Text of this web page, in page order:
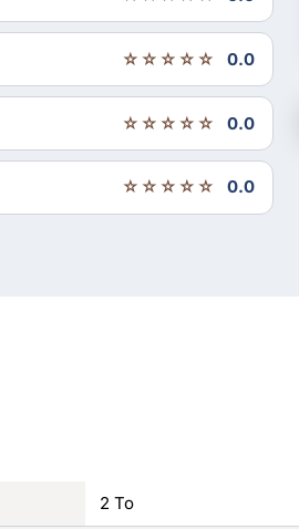
☆☆☆☆☆ 0.0
☆☆☆☆☆ 0.0
☆☆☆☆☆ 0.0
2 To